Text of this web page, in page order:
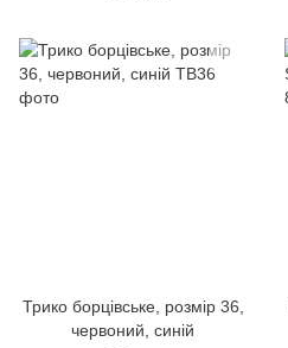
Трико борцівське, розмір 36,
червоний, синій